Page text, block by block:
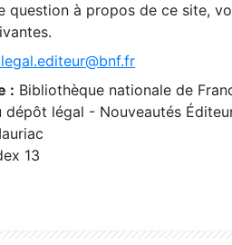
question à propos de ce site,
: Bibliothèque nationale de
dépôt légal - Nouveautés
13